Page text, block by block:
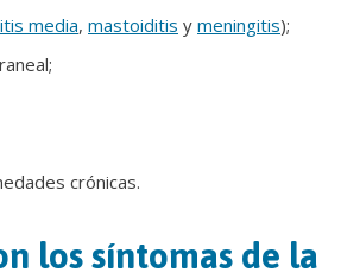
media, mastoiditis y meningitis);
crónicas.
los síntomas de la